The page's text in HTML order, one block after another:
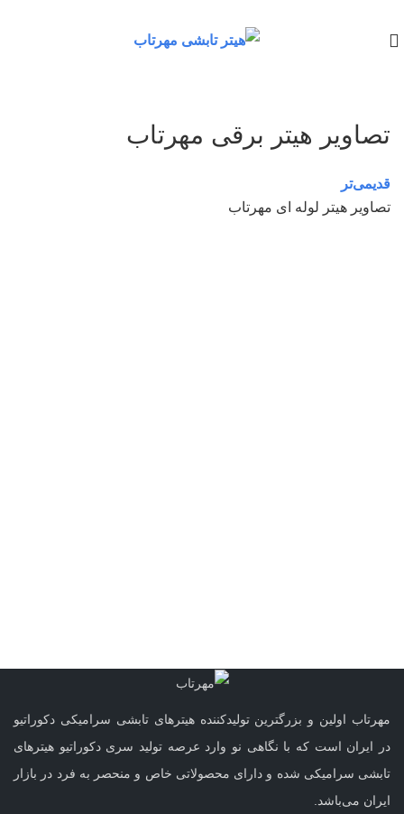
تصاویر هیتر‌ برقی مهرتاب
قدیمی‌تر
تصاویر هیتر لوله ای مهرتاب
مهرتاب اولین و بزرگترین تولیدکننده هیترهای تابشی سرامیکی دکوراتیو
در ایران است که با نگاهی نو وارد عرصه تولید سری دکوراتیو هیتر‌های
تابشی سرامیکی شده و دارای محصولاتی خاص و منحصر به فرد در بازار
ایران می‌باشد.